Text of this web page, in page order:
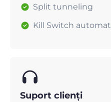
Split tunneling
Kill Switch automat
Suport clienți